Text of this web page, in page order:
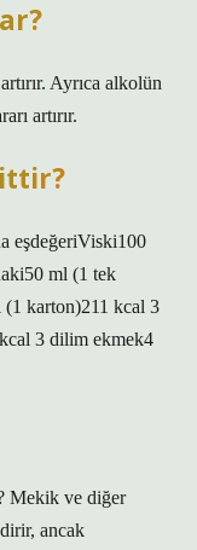
Ayrıca alkolün
artırır.
eşdeğeriViski100
ml (1 tek
karton)211 kcal 3
3 dilim ekmek4
Mekik ve diğer
ancak